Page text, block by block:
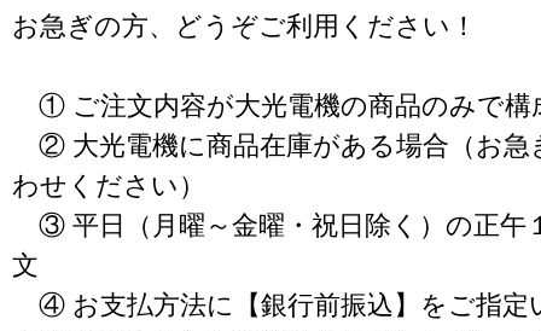
お急ぎの方、どうぞご利用ください！
① ご注文内容が大光電機の商品のみで構
② 大光電機に商品在庫がある場合（お急
わせください）
③ 平日（月曜～金曜・祝日除く）の正午
文
④ お支払方法に【銀行前振込】をご指定